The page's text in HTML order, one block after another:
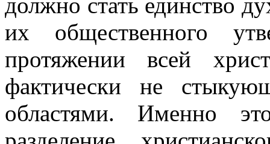
должно стать единство
их общественного
протяжении всей
фактически не
областями. Именно